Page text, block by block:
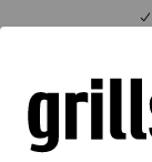
Alle Produkte
Mein Konto
Suchen